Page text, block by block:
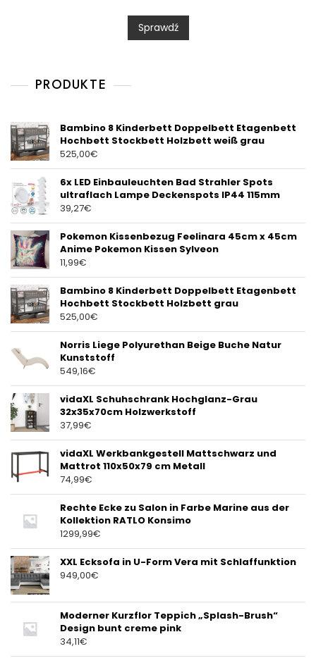
0
o
u
t
Sprawdź
PRODUKTE
Bambino 8 Kinderbett Doppelbett Etagenbett
Hochbett Stockbett Holzbett weiß grau
525,00€
6x LED Einbauleuchten Bad Strahler Spots
ultraflach Lampe Deckenspots IP44 115mm
39,27€
Pokemon Kissenbezug Feelinara 45cm x 45cm
Anime Pokemon Kissen Sylveon
11,99€
Bambino 8 Kinderbett Doppelbett Etagenbett
Hochbett Stockbett Holzbett grau
525,00€
Norris Liege Polyurethan Beige Buche Natur
Kunststoff
549,16€
vidaXL Schuhschrank Hochglanz-Grau
32x35x70cm Holzwerkstoff
37,99€
vidaXL Werkbankgestell Mattschwarz und
Mattrot 110x50x79 cm Metall
74,99€
Rechte Ecke zu Salon in Farbe Marine aus der
Kollektion RATLO Konsimo
1299,99€
XXL Ecksofa in U-Form Vera mit Schlaffunktion
949,00€
Moderner Kurzflor Teppich „Splash-Brush“
Design bunt creme pink
34,11€